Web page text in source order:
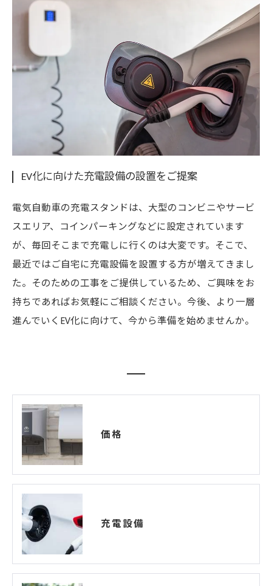
EV化に向けた充電設備の設置をご提案
電気自動車の充電スタンドは、大型のコンビニやサービ
スエリア、コインパーキングなどに設定されています
が、毎回そこまで充電しに行くのは大変です。そこで、
最近ではご自宅に充電設備を設置する方が増えてきまし
た。そのための工事をご提供しているため、ご興味をお
持ちであればお気軽にご相談ください。今後、より一層
進んでいくEV化に向けて、今から準備を始めませんか。
価格
充電設備